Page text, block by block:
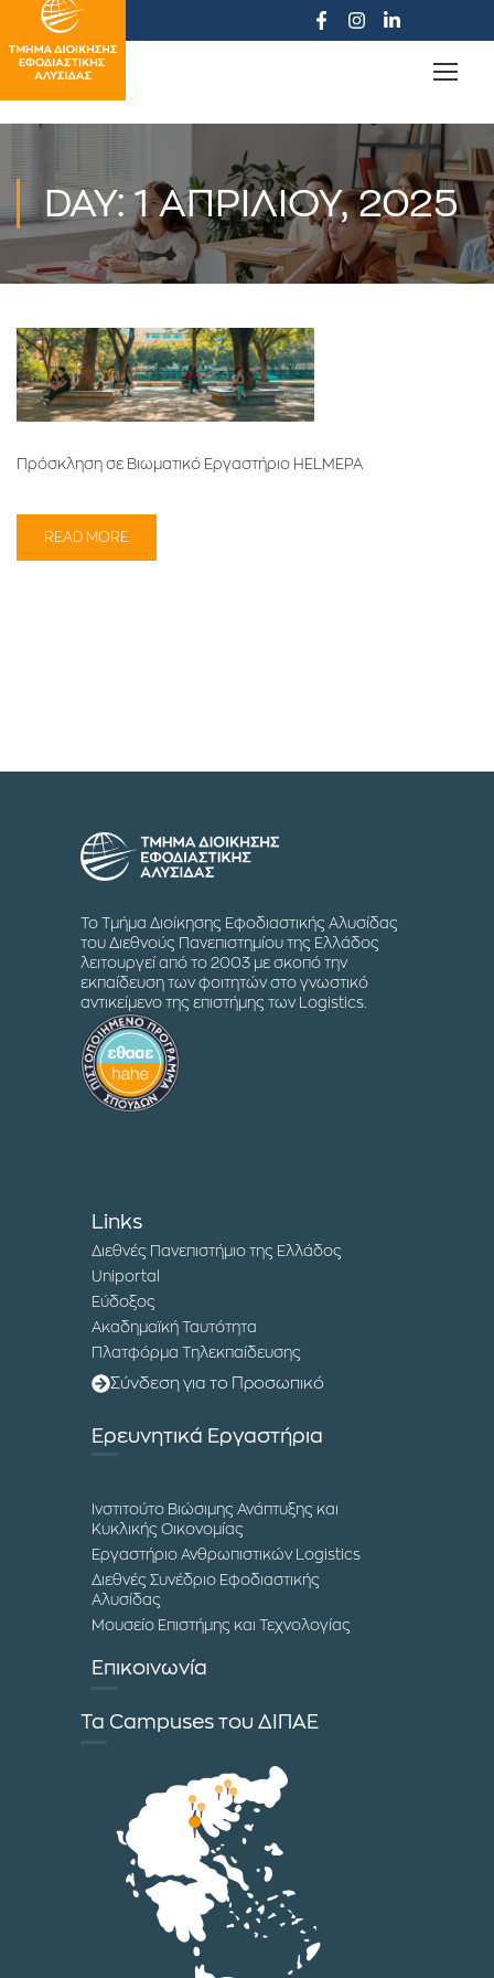
DAY: 1 ΑΠΡΙΛΊΟΥ, 2025
Πρόσκληση σε Βιωματικό Εργαστήριο HELMEPA
READ MORE
Το Τμήμα Διοίκησης Εφοδιαστικής Αλυσίδας
του Διεθνούς Πανεπιστημίου της Ελλάδος
λειτουργεί από το 2003 με σκοπό την
εκπαίδευση των φοιτητών στο γνωστικό
αντικείμενο της επιστήμης των Logistics.
Links
Διεθνές Πανεπιστήμιο της Ελλάδος
Uniportal
Εύδοξος
Ακαδημαϊκή Ταυτότητα
Πλατφόρμα Τηλεκπαίδευσης
Σύνδεση για το Προσωπικό
Ερευνητικά Εργαστήρια
Ινστιτούτο Βιώσιμης Ανάπτυξης και
Κυκλικής Οικονομίας
Εργαστήριο Ανθρωπιστικών Logistics
Διεθνές Συνέδριο Εφοδιαστικής
Αλυσίδας
Μουσείο Επιστήμης και Τεχνολογίας
Επικοινωνία
Τα Campuses του ΔΙΠΑΕ